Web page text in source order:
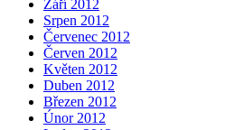
Září 2012
Srpen 2012
Červenec 2012
Červen 2012
Květen 2012
Duben 2012
Březen 2012
Únor 2012